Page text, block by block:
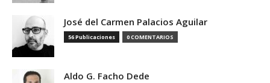
José del Carmen Palacios Aguilar
56 Publicaciones 0 COMENTARIOS
Aldo G. Facho Dede